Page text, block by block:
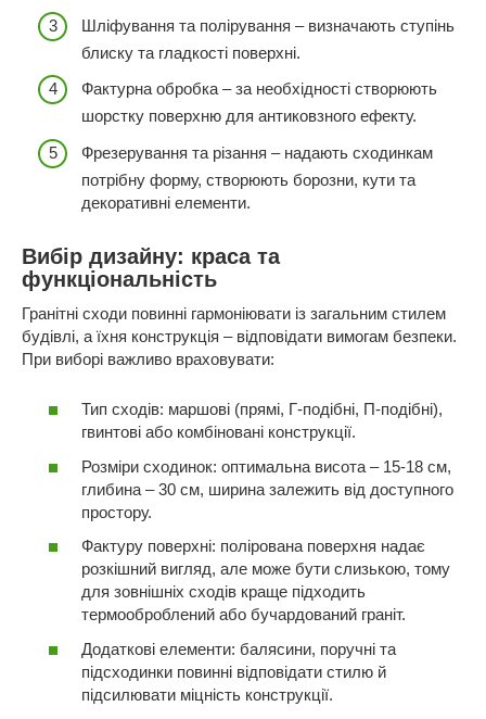
Шліфування та полірування – визначають ступінь
блиску та гладкості поверхні.
Фактурна обробка – за необхідності створюють
шорстку поверхню для антиковзного ефекту.
Фрезерування та різання – надають сходинкам
потрібну форму, створюють борозни, кути та
декоративні елементи.
Вибір дизайну: краса та
функціональність
Гранітні сходи повинні гармоніювати із загальним стилем
будівлі, а їхня конструкція – відповідати вимогам безпеки.
При виборі важливо враховувати:
Тип сходів: маршові (прямі, Г-подібні, П-подібні),
гвинтові або комбіновані конструкції.
Розміри сходинок: оптимальна висота – 15-18 см,
глибина – 30 см, ширина залежить від доступного
простору.
Фактуру поверхні: полірована поверхня надає
розкішний вигляд, але може бути слизькою, тому
для зовнішніх сходів краще підходить
термооброблений або бучардований граніт.
Додаткові елементи: балясини, поручні та
підсходинки повинні відповідати стилю й
підсилювати міцність конструкції.